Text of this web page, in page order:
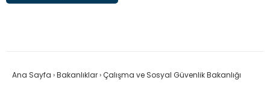
Ana Sayfa ›Bakanlıklar›Çalışma ve Sosyal Güvenlik Bakanlığı